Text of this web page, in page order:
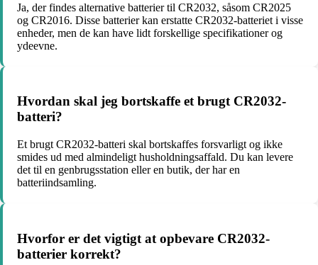
Ja, der findes alternative batterier til CR2032, såsom CR2025
og CR2016. Disse batterier kan erstatte CR2032-batteriet i visse
enheder, men de kan have lidt forskellige specifikationer og
ydeevne.
Hvordan skal jeg bortskaffe et brugt CR2032-
batteri?
Et brugt CR2032-batteri skal bortskaffes forsvarligt og ikke
smides ud med almindeligt husholdningsaffald. Du kan levere
det til en genbrugsstation eller en butik, der har en
batteriindsamling.
Hvorfor er det vigtigt at opbevare CR2032-
batterier korrekt?